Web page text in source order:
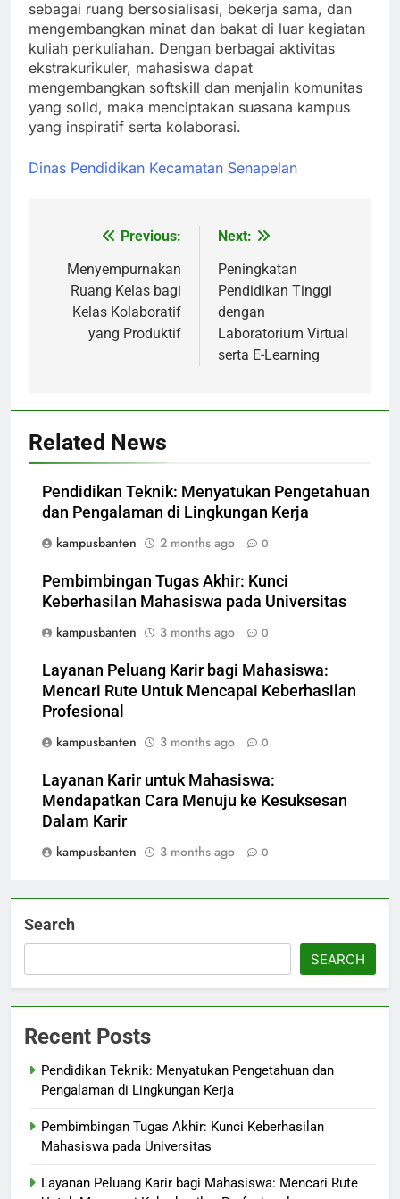
sebagai ruang bersosialisasi, bekerja sama, dan
mengembangkan minat dan bakat di luar kegiatan
kuliah perkuliahan. Dengan berbagai aktivitas
ekstrakurikuler, mahasiswa dapat
mengembangkan softskill dan menjalin komunitas
yang solid, maka menciptakan suasana kampus
yang inspiratif serta kolaborasi.
Dinas Pendidikan Kecamatan Senapelan
navigation
Previous:
Menyempurnakan
Ruang Kelas bagi
Kelas Kolaboratif
yang Produktif
Next:
Peningkatan
Pendidikan Tinggi
dengan
Laboratorium Virtual
serta E-Learning
Related News
Pendidikan Teknik: Menyatukan Pengetahuan
dan Pengalaman di Lingkungan Kerja
kampusbanten
2 months ago 0
Pembimbingan Tugas Akhir: Kunci
Keberhasilan Mahasiswa pada Universitas
kampusbanten
3 months ago 0
Layanan Peluang Karir bagi Mahasiswa:
Mencari Rute Untuk Mencapai Keberhasilan
Profesional
kampusbanten
3 months ago 0
Layanan Karir untuk Mahasiswa:
Mendapatkan Cara Menuju ke Kesuksesan
Dalam Karir
kampusbanten
3 months ago 0
Search
SEARCH
Recent Posts
Pendidikan Teknik: Menyatukan Pengetahuan dan
Pengalaman di Lingkungan Kerja
Pembimbingan Tugas Akhir: Kunci Keberhasilan
Mahasiswa pada Universitas
Layanan Peluang Karir bagi Mahasiswa: Mencari Rute